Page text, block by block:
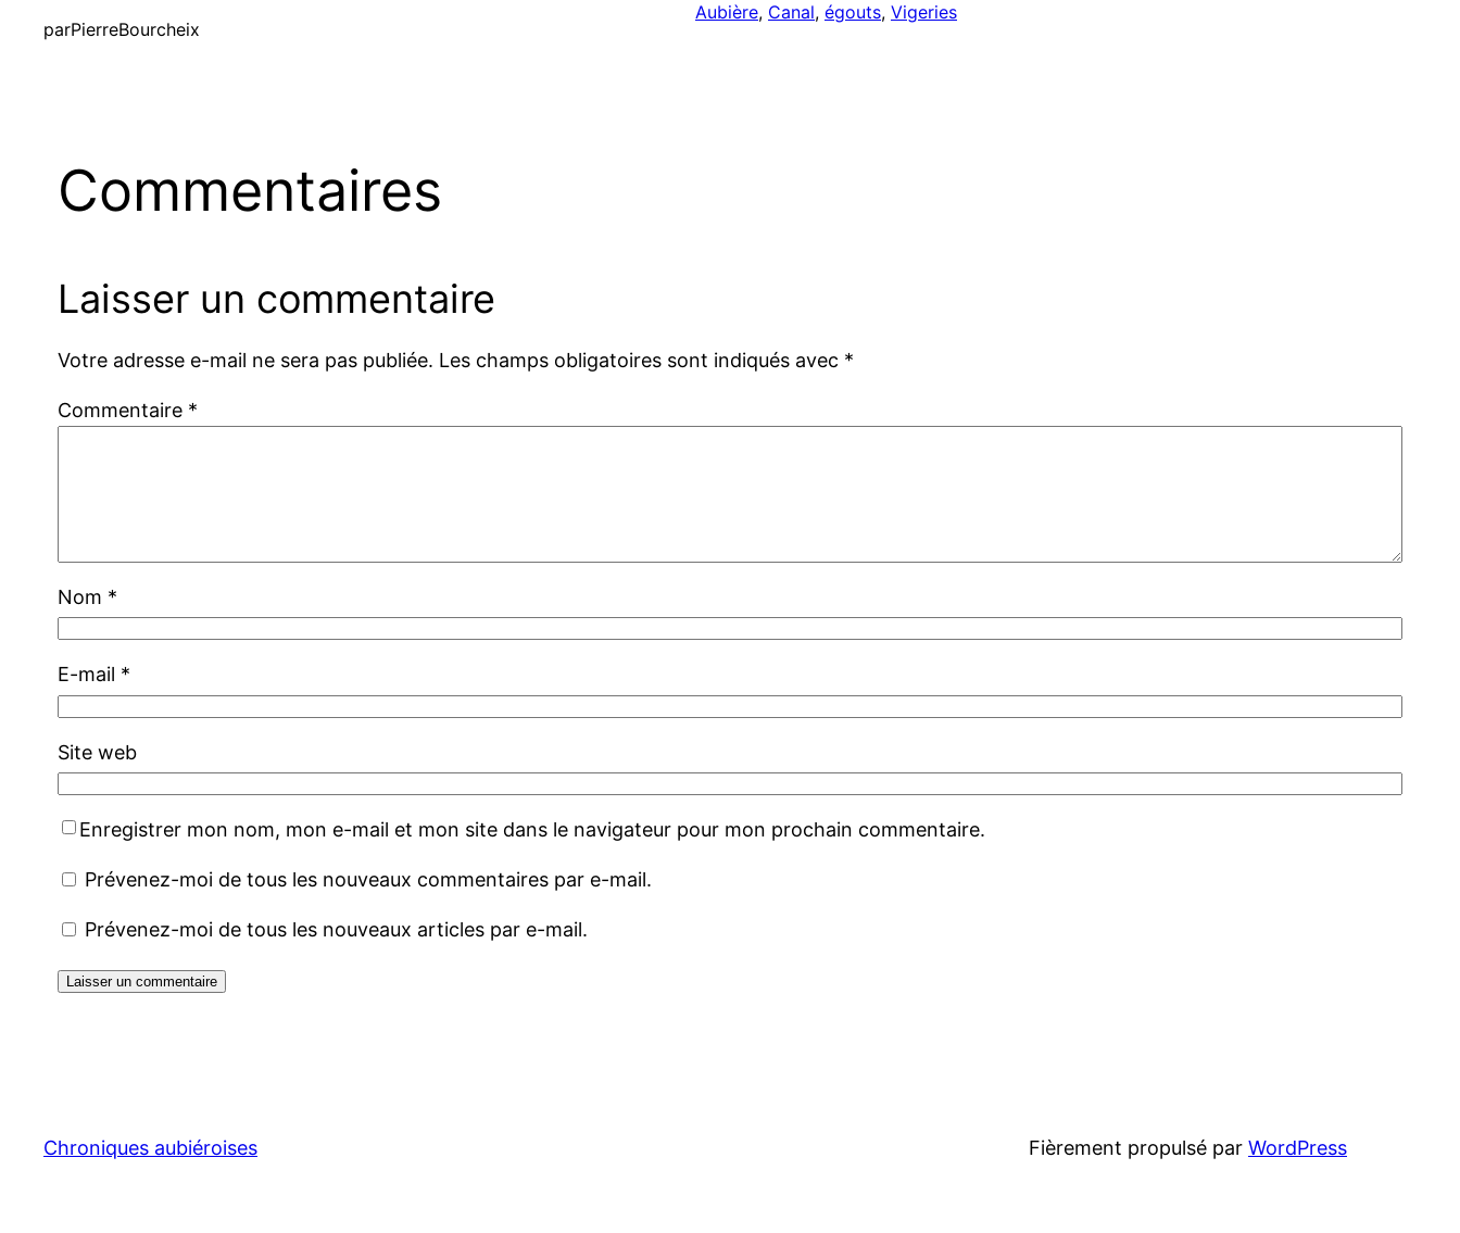
parPierreBourcheix
Aubière, Canal, égouts, Vigeries
Commentaires
Laisser un commentaire
Votre adresse e-mail ne sera pas publiée. Les champs obligatoires sont indiqués avec *
Commentaire *
Nom *
E-mail *
Site web
Enregistrer mon nom, mon e-mail et mon site dans le navigateur pour mon prochain commentaire.
Prévenez-moi de tous les nouveaux commentaires par e-mail.
Prévenez-moi de tous les nouveaux articles par e-mail.
Chroniques aubiéroises Fièrement propulsé par WordPress